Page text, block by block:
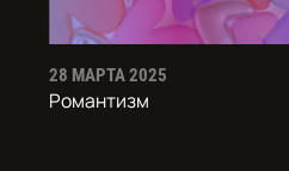
28 МАРТА 2025
Романтизм